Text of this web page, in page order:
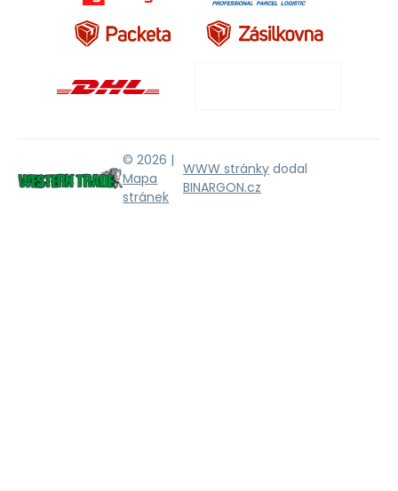
© 2026 |
Mapa
stránek
WWW stránky dodal
BINARGON.cz